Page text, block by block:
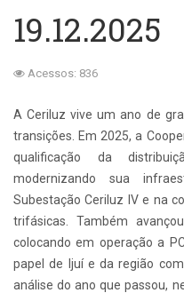
19.12.2025
Acessos: 836
A Ceriluz vive um ano de
transições. Em 2025, a
qualificação da
modernizando sua
Subestação Ceriluz IV e na
trifásicas. Também
colocando em operação a
papel de Ijuí e da região
análise do ano que passou,